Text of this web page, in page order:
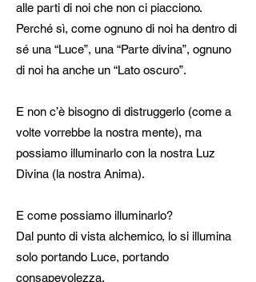
alle parti di noi che non ci piacciono.
Perché sì, come ognuno di noi ha dentro di
sé una “Luce”, una “Parte divina”, ognuno
di noi ha anche un “Lato oscuro”.
E non c’è bisogno di distruggerlo (come a
volte vorrebbe la nostra mente), ma
possiamo illuminarlo con la nostra Luz
Divina (la nostra Anima).
E come possiamo illuminarlo?
Dal punto di vista alchemico, lo si illumina
solo portando Luce, portando
consapevolezza.